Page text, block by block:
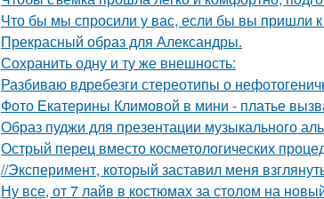
Что бы мы спросили у вас, если бы вы пришли
Прекрасный образ для Александры.
Сохранить одну и ту же внешность:
Разбиваю вдребезги стереотипы о
Фото Екатерины Климовой в мини - платье
Образ пуджи для презентации музыкального
Острый перец вместо косметологических
//Эксперимент, который заставил меня
Ну все, от 7 лайв в костюмах за столом на